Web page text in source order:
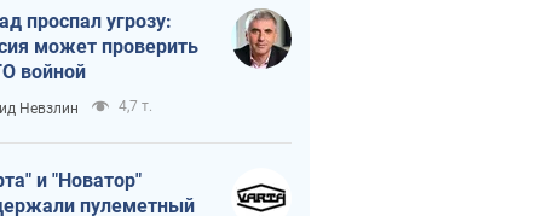
проспал угрозу:
может проверить
войной
Невзлин 4,7 т.
и "Новатор"
пулеметный